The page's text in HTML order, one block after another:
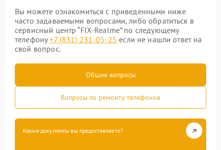
Вы можете ознакомиться с приведенными ниже
часто задаваемыми вопросами, либо обратиться в
сервисный центр “FIX-Realme” по следующему
телефону+7 (831) 231-05-25 если не нашли ответ на
свой вопрос.
Общие вопросы
Вопросы по ремонту телефонов
Какие документы вы предоставляете?